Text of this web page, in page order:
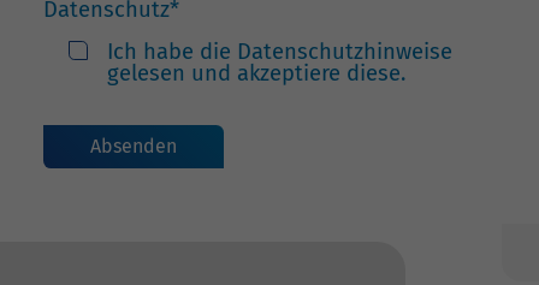
Datenschutz*
Ich habe die Datenschutzhinweise
gelesen und akzeptiere diese.